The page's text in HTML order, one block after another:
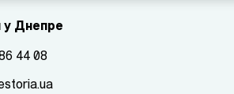
у Днепре
44 08